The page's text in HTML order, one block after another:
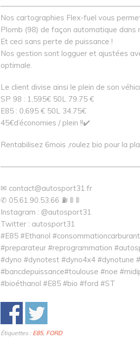
Nos cartographies Flex-fuel vous
Plomb (98) de façon automatique dans
Et ceci sans perte de puissance !
Nos gestion sont logguer et ajustées
optimale.
Le client divise ainsi le plein de son
SP 98 : 1,595€ 50L 79.75 €
E85 : 0,695 € 50L 34.75€
45€d’économies / plein !!✔️
Rentabilisez 6mois ,roulez bio pour la
✉ contact@autosport31.fr
✆ 05.61.90.53.66 ⛽ 🚦 🚦
Instagram : @autosport31
Twitter : autosport31
#E85 #Ethanol
#preparateur #reprogrammation
#dyno #dynotest #dyno4x4 #dynotune
#bancdepuissance#toulouse #noe
#bioéthanol #E85 #bio #ford #ST
Étiquettes : E85, FORD